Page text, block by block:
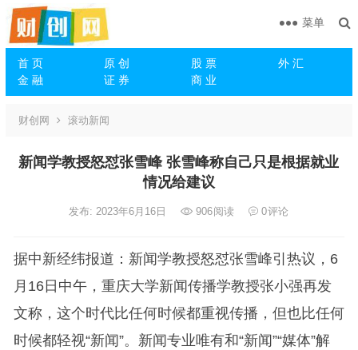
首 页 原 创 股 票
外 汇
金 融
证 券 商 业
菜单
财创网 滚动新闻
新闻学教授怒怼张雪峰 张雪峰称自己只是根据就业
情况给建议
发布: 2023年6月16日 906阅读 0评论
据中新经纬报道：新闻学教授怒怼张雪峰引热议，6
月16日中午，重庆大学新闻传播学教授张小强再发
文称，这个时代比任何时候都重视传播，但也比任何
时候都轻视“新闻”。新闻专业唯有和“新闻”“媒体”解